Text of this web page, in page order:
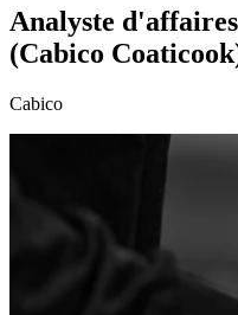
Analyste
(Cabico
Cabico